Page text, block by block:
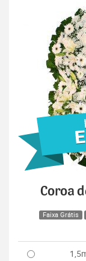
Coroa
Faixa Grátis